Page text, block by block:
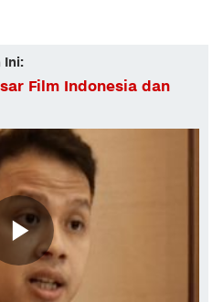
Ini:
Film Indonesia dan